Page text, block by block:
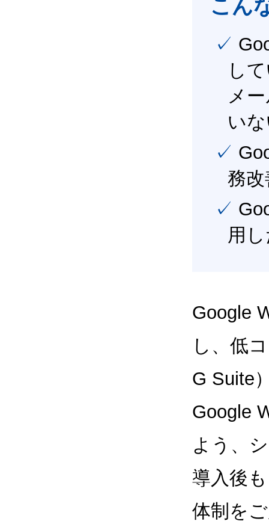
こん
✓ Google Workspace（旧G Suite） を社内で導入
し
メ
い
✓ Google Workspace（旧G Suite） を活用し、業
務
✓ Google Workspace（旧G Suite） を最大限に活
用
Google
し、低
G Suite
Google
よう、
導入後
体制を